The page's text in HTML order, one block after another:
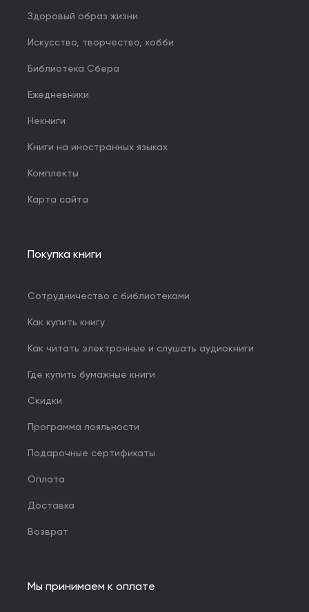
Здоровый образ жизни
Искусство, творчество, хобби
Библиотека Сбера
Ежедневники
Некниги
Книги на иностранных языках
Комплекты
Карта сайта
Покупка книги
Сотрудничество с библиотеками
Как купить книгу
Как читать электронные и слушать аудиокниги
Где купить бумажные книги
Скидки
Программа лояльности
Подарочные сертификаты
Оплата
Доставка
Возврат
Мы принимаем к оплате